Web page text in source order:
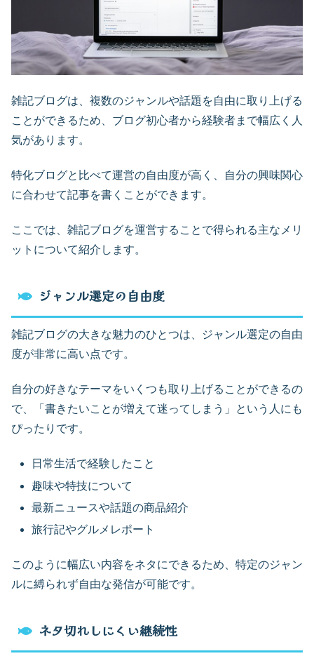
雑記ブログは、複数のジャンルや話題を自由に取り上げる
ことができるため、ブログ初心者から経験者まで幅広く人
気があります。
特化ブログと比べて運営の自由度が高く、自分の興味関心
に合わせて記事を書くことができます。
ここでは、雑記ブログを運営することで得られる主なメリ
ットについて紹介します。
ジャンル選定の自由度
雑記ブログの大きな魅力のひとつは、ジャンル選定の自由
度が非常に高い点です。
自分の好きなテーマをいくつも取り上げることができるの
で、「書きたいことが増えて迷ってしまう」という人にも
ぴったりです。
日常生活で経験したこと
趣味や特技について
最新ニュースや話題の商品紹介
旅行記やグルメレポート
このように幅広い内容をネタにできるため、特定のジャン
ルに縛られず自由な発信が可能です。
ネタ切れしにくい継続性